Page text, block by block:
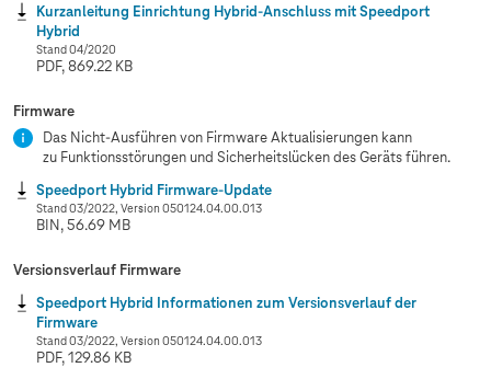
Kurzanleitung Einrichtung Hybrid-Anschluss mit Speedport
Hybrid
Stand 04/2020
PDF, 869.22 KB
Firmware
Das Nicht-Ausführen von Firmware Aktualisierungen kann
zu Funktionsstörungen und Sicherheitslücken des Geräts führen.
Speedport Hybrid Firmware-Update
Stand 03/2022, Version 050124.04.00.013
BIN, 56.69 MB
Versionsverlauf Firmware
Speedport Hybrid Informationen zum Versionsverlauf der
Firmware
Stand 03/2022, Version 050124.04.00.013
PDF, 129.86 KB